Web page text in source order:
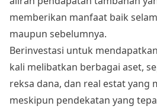
memberikan manfaat baik
maupun sebelumnya.
Berinvestasi untuk
kali melibatkan berbagai aset,
reksa dana, dan real estat yang
meskipun pendekatan yang